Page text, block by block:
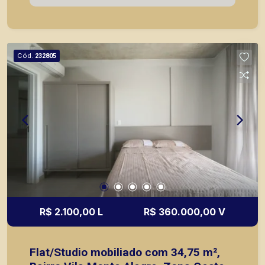
agilidade e segurança, em locação, vendas de
Preto.
Cód. 232805
R$ 2.100,00 L R$ 360.000,00 V
Flat/Studio mobiliado com 34,75 m²,